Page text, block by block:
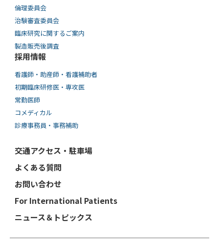
倫理委員会
治験審査委員会
臨床研究に関するご案内
製造販売後調査
採用情報
看護師・助産師・看護補助者
初期臨床研修医・専攻医
常勤医師
コメディカル
診療事務員・事務補助
交通アクセス・駐車場
よくある質問
お問い合わせ
For International Patients
ニュース＆トピックス